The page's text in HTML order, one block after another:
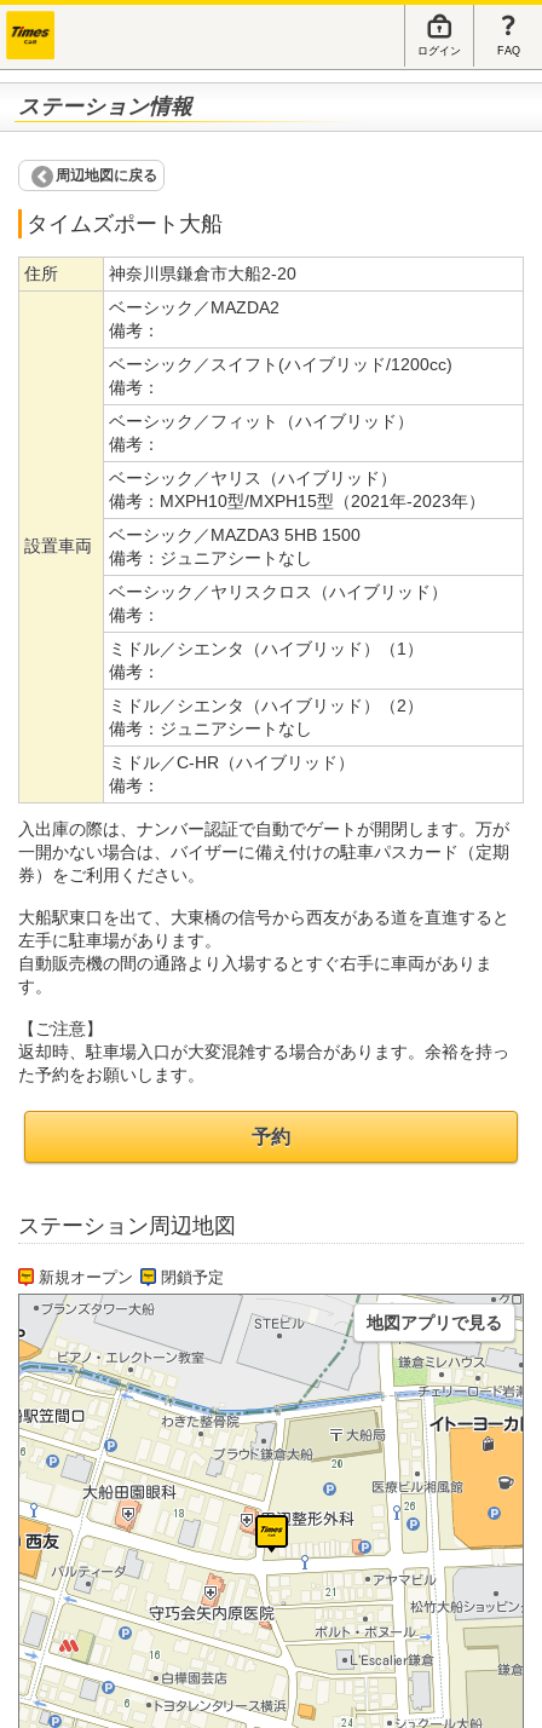
ログイン FAQ
ステーション情報
周辺地図に戻る
タイムズポート大船
住所 神奈川県鎌倉市大船2-20
設置車両
ベーシック／MAZDA2
備考：
ベーシック／スイフト(ハイブリッド/1200cc)
備考：
ベーシック／フィット（ハイブリッド）
備考：
ベーシック／ヤリス（ハイブリッド）
備考： MXPH10型/MXPH15型（2021年-2023年）
ベーシック／MAZDA3 5HB 1500
備考： ジュニアシートなし
ベーシック／ヤリスクロス（ハイブリッド）
備考：
ミドル／シエンタ（ハイブリッド）（1）
備考：
ミドル／シエンタ（ハイブリッド）（2）
備考： ジュニアシートなし
ミドル／C-HR（ハイブリッド）
備考：
入出庫の際は、ナンバー認証で自動でゲートが開閉します。万が
一開かない場合は、バイザーに備え付けの駐車パスカード（定期
券）をご利用ください。
大船駅東口を出て、大東橋の信号から西友がある道を直進すると
左手に駐車場があります。
自動販売機の間の通路より入場するとすぐ右手に車両がありま
す。
【ご注意】
返却時、駐車場入口が大変混雑する場合があります。余裕を持っ
た予約をお願いします。
予約
ステーション周辺地図
新規オープン 閉鎖予定
地図アプリで見る